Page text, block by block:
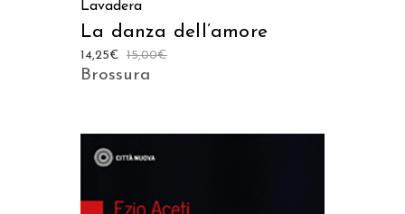
Lavadera
La danza dell’amore
15,00€
14,25€
Brossura